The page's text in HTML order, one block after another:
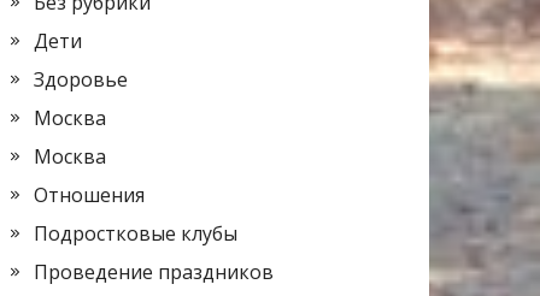
Дети
Здоровье
Москва
Москва
Отношения
Подростковые клубы
Проведение праздников